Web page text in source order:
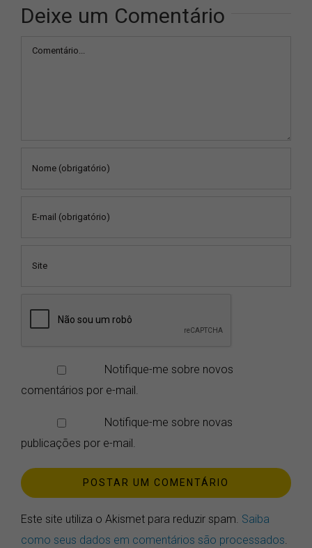
Deixe um Comentário
Comentário
Notifique-me sobre novos
comentários por e-mail.
Notifique-me sobre novas
publicações por e-mail.
Este site utiliza o Akismet para reduzir spam. Saiba
como seus dados em comentários são processados